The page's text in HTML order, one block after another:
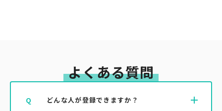
よくある質問
Q どんな人が登録できますか？ add